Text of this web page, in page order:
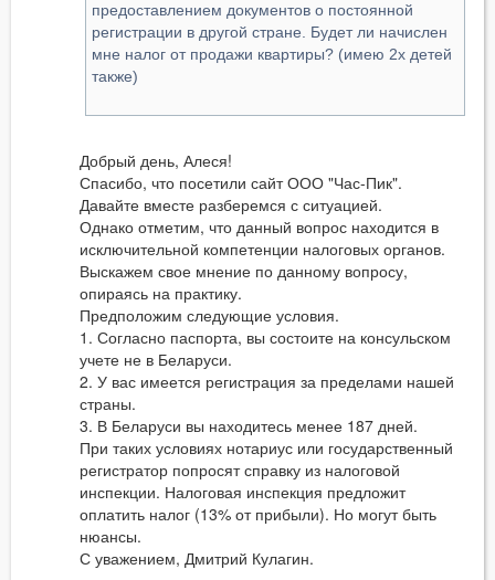
предоставлением документов о постоянной
регистрации в другой стране. Будет ли начислен
мне налог от продажи квартиры? (имею 2х детей
также)
Добрый день, Алеся!
Спасибо, что посетили сайт ООО "Час-Пик".
Давайте вместе разберемся с ситуацией.
Однако отметим, что данный вопрос находится в
исключительной компетенции налоговых органов.
Выскажем свое мнение по данному вопросу,
опираясь на практику.
Предположим следующие условия.
1. Согласно паспорта, вы состоите на консульском
учете не в Беларуси.
2. У вас имеется регистрация за пределами нашей
страны.
3. В Беларуси вы находитесь менее 187 дней.
При таких условиях нотариус или государственный
регистратор попросят справку из налоговой
инспекции. Налоговая инспекция предложит
оплатить налог (13% от прибыли). Но могут быть
нюансы.
С уважением, Дмитрий Кулагин.